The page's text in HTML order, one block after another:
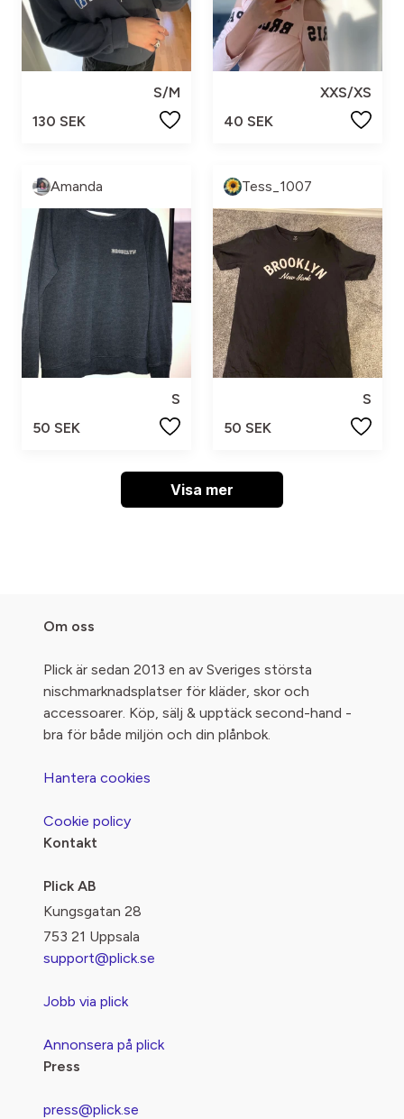
S/M
130 SEK
XXS/XS
40 SEK
Amanda
S
50 SEK
Tess_1007
S
50 SEK
Visa mer
Om oss
Plick är sedan 2013 en av Sveriges största
nischmarknadsplatser för kläder, skor och
accessoarer. Köp, sälj & upptäck second-hand -
bra för både miljön och din plånbok.
Hantera cookies
Cookie policy
Kontakt
Plick AB
Kungsgatan 28
753 21 Uppsala
support@plick.se
Jobb via plick
Annonsera på plick
Press
press@plick.se